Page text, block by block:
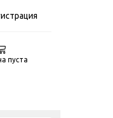
пуста